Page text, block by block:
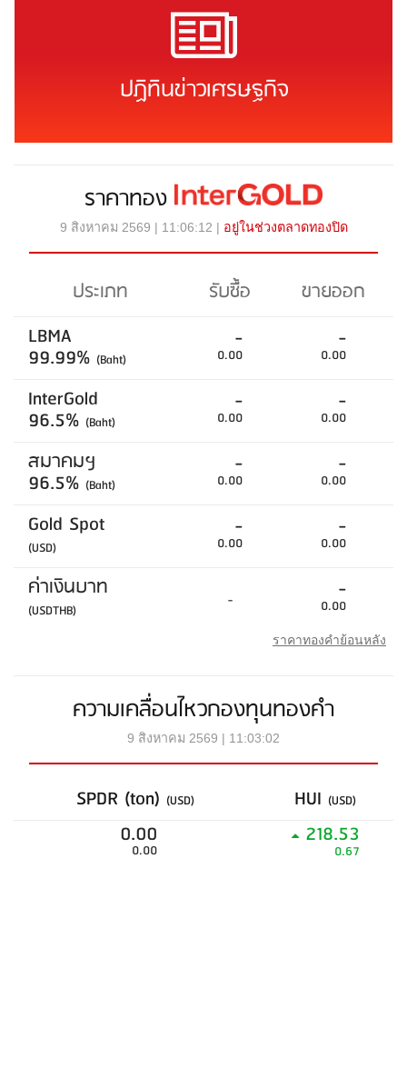
ปฏิทินข่าวเศรษฐกิจ
ราคาทอง
9 สิงหาคม 2569 | 11:06:12 | อยู่ในช่วงตลาดทองปิด
ประเภท รับซื้อ
ขายออก
LBMA
99.99% (Baht)
-
0.00
-
0.00
InterGold
96.5% (Baht)
-
0.00
-
0.00
สมาคมฯ
96.5% (Baht)
-
0.00
-
0.00
Gold Spot
(USD)
-
0.00
-
0.00
ค่าเงินบาท
(USDTHB) - -
0.00
ราคาทองคำย้อนหลัง
ความเคลื่อนไหวกองทุนทองคำ
9 สิงหาคม 2569 | 11:03:02
SPDR (ton) (USD) HUI (USD)
0.00
0.00
218.53
0.67